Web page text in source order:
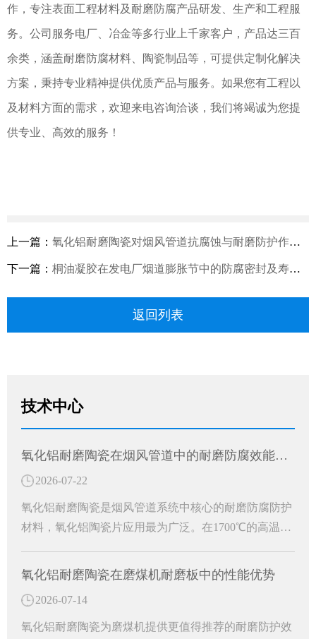
作，专注表面工程材料及耐磨防腐产品研发、生产和工程服
务。公司服务电厂、冶金等多行业上千家客户，产品达三百
余类，涵盖耐磨防腐材料、陶瓷制品等，可提供定制化解决
方案，秉持专业精神提供优质产品与服务。如果您有工程以
及材料方面的需求，欢迎来电咨询洽谈，我们将竭诚为您提
供专业、高效的服务！
上一篇： 氧化铝耐磨陶瓷对烟风管道抗腐蚀与耐磨防护作用分析
下一篇： 桐油凝胶在发电厂烟道膨胀节中的防腐密封及寿命延长作用研究
返回列表
技术中心
氧化铝耐磨陶瓷在烟风管道中的耐磨防腐效能分析
2026-07-22
氧化铝耐磨陶瓷是烟风管道系统中核心的耐磨防腐防护
材料，氧化铝陶瓷片应用最为广泛。在1700℃的高温窑
白色刚玉耐磨防护材料。成为工业烟风管道长效防护的
氧化铝耐磨陶瓷在磨煤机耐磨板中的性能优势
2026-07-14
氧化铝耐磨陶瓷为磨煤机提供更值得推荐的耐磨防护效